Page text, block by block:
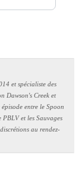
et spécialiste des
Dawson's Creek et
entre le Spoon
et les Sauvages
au rendez-